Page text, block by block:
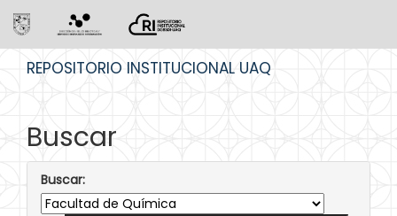
REPOSITORIO INSTITUCIONAL UAQ
Buscar
Buscar: